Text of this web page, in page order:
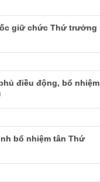
giữ chức Thứ trưởng
điều động, bổ nhiệm
bổ nhiệm tân Thứ